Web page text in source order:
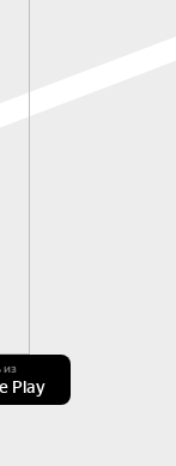
из
Play